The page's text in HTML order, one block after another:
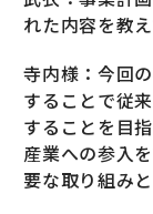
れた内容を教
寺内様：今回
することで従
することを目
産業への参入
要な取り組みと